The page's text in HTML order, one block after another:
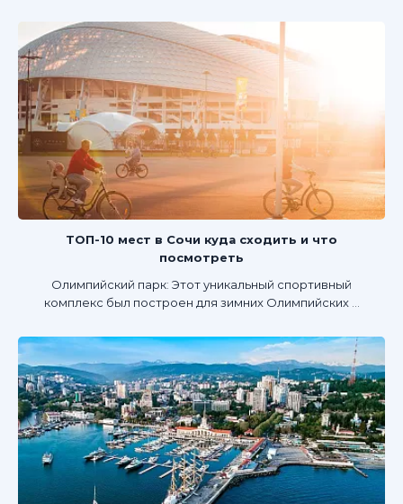
ТОП-10 мест в Сочи куда сходить и что
посмотреть
Олимпийский парк: Этот уникальный спортивный
комплекс был построен для зимних Олимпийских ...